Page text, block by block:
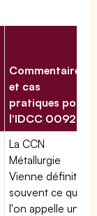
Commentaires
et cas
pratiques pour
l'IDCC 00920
La CCN
Métallurgie
Vienne définit
souvent ce que
l'on appelle une